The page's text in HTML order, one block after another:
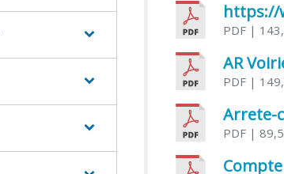
PDF |
PDF |
PDF |